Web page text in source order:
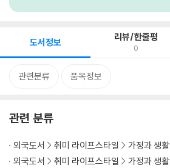
도서정보 리뷰/한줄평
0
관련분류 품목정보
관련 분류
외국도서 취미 라이프스타일 가정과 생활
외국도서
취미 라이프스타일 가정과 생활